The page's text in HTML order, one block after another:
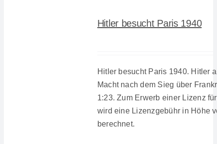
Hitler besucht Paris 1940
Hitler besucht Paris 1940. Hitler
Macht nach dem Sieg über
1:23. Zum Erwerb einer Lizenz
wird eine Lizenzgebühr in Höhe
berechnet.